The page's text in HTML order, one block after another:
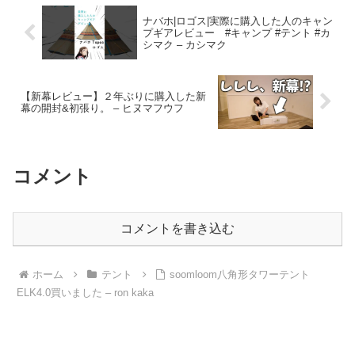
ナバホ|ロゴス|実際に購入した人のキャン
プギアレビュー #キャンプ #テント #カ
シマク – カシマク
【新幕レビュー】２年ぶりに購入した新
幕の開封&初張り。 – ヒヌマフウフ
コメント
コメントを書き込む
ホーム テント
soomloom八角形タワーテント
ELK4.0買いました – ron kaka